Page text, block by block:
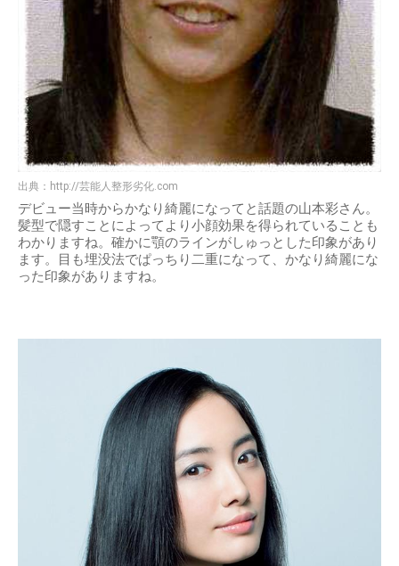
出典： http://芸能人整形劣化.com
デビュー当時からかなり綺麗になってと話題の山本彩さん。
髪型で隠すことによってより小顔効果を得られていることも
わかりますね。確かに顎のラインがしゅっとした印象があり
ます。目も埋没法でぱっちり二重になって、かなり綺麗にな
った印象がありますね。